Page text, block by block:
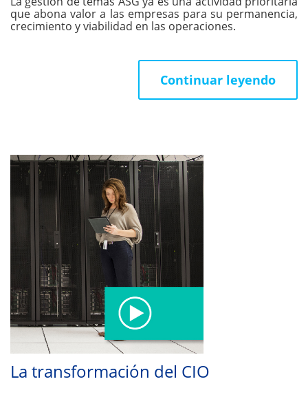
que abona valor a las empresas para su permanencia,
crecimiento y viabilidad en las operaciones.
Continuar leyendo
La transformación del CIO